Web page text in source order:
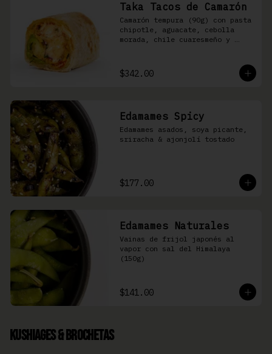
Taka Tacos de Camarón
Camarón tempura (90g) con pasta
chipotle, aguacate, cebolla
morada, chile cuaresmeño y
$342.00
Edamames Spicy
Edamames asados, soya picante,
sriracha & ajonjolí tostado
$177.00
Edamames Naturales
Vainas de frijol japonés al
vapor con sal del Himalaya
(150g)
$141.00
Kushiages & Brochetas